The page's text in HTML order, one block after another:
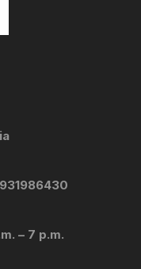
– 7 p.m.